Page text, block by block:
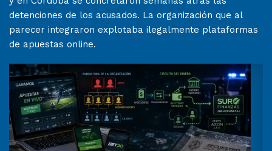
detenciones de los acusados. La organización que al
parecer integraron explotaba ilegalmente plataformas
de apuestas online.